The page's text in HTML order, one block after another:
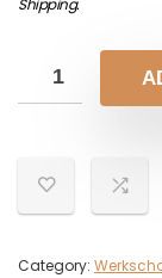
Shipping.
Category: